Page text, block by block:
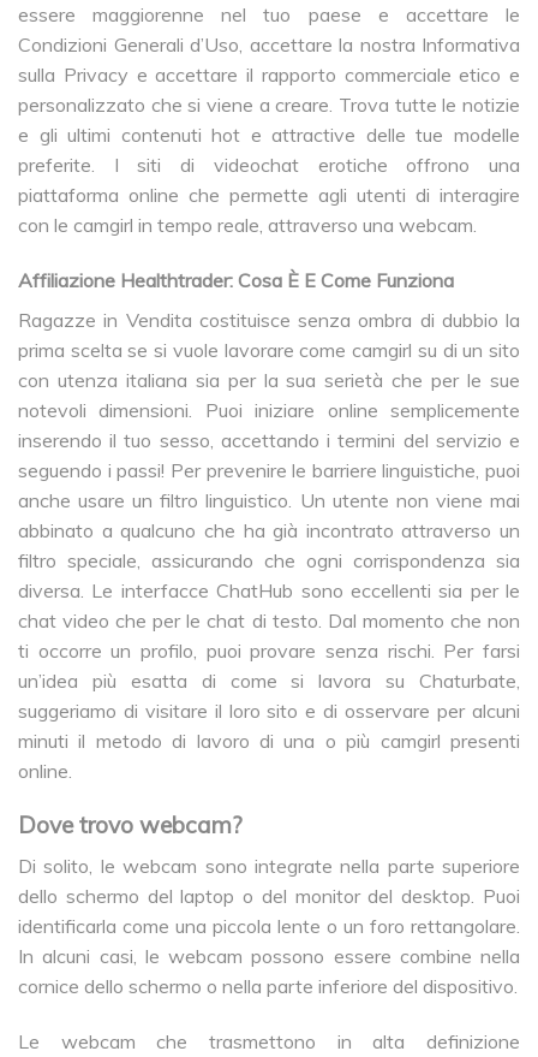
essere maggiorenne nel tuo paese e accettare le
Condizioni Generali d’Uso, accettare la nostra Informativa
sulla Privacy e accettare il rapporto commerciale etico e
personalizzato che si viene a creare. Trova tutte le notizie
e gli ultimi contenuti hot e attractive delle tue modelle
preferite. I siti di videochat erotiche offrono una
piattaforma online che permette agli utenti di interagire
con le camgirl in tempo reale, attraverso una webcam.
Affiliazione Healthtrader: Cosa È E Come Funziona
Ragazze in Vendita costituisce senza ombra di dubbio la
prima scelta se si vuole lavorare come camgirl su di un sito
con utenza italiana sia per la sua serietà che per le sue
notevoli dimensioni. Puoi iniziare online semplicemente
inserendo il tuo sesso, accettando i termini del servizio e
seguendo i passi! Per prevenire le barriere linguistiche, puoi
anche usare un filtro linguistico. Un utente non viene mai
abbinato a qualcuno che ha già incontrato attraverso un
filtro speciale, assicurando che ogni corrispondenza sia
diversa. Le interfacce ChatHub sono eccellenti sia per le
chat video che per le chat di testo. Dal momento che non
ti occorre un profilo, puoi provare senza rischi. Per farsi
un’idea più esatta di come si lavora su Chaturbate,
suggeriamo di visitare il loro sito e di osservare per alcuni
minuti il metodo di lavoro di una o più camgirl presenti
online.
Dove trovo webcam?
Di solito, le webcam sono integrate nella parte superiore
dello schermo del laptop o del monitor del desktop. Puoi
identificarla come una piccola lente o un foro rettangolare.
In alcuni casi, le webcam possono essere combine nella
cornice dello schermo o nella parte inferiore del dispositivo.
Le webcam che trasmettono in alta definizione